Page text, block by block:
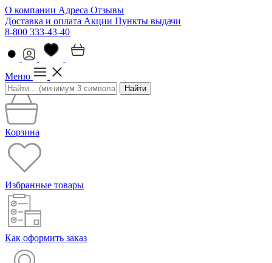
О компании Адреса Отзывы
Доставка и оплата Акции Пункты выдачи
8-800 333-43-40
Меню
Найти
Корзина
Избранные товары
Как оформить заказ